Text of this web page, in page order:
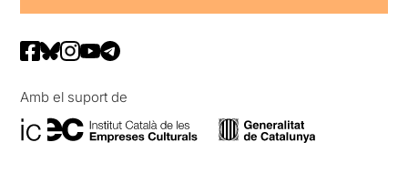
Amb el suport de